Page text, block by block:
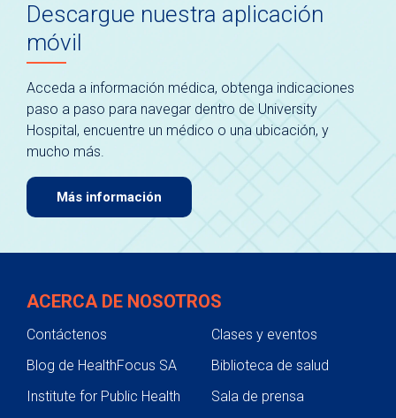
Descargue nuestra aplicación
móvil
Acceda a información médica, obtenga indicaciones
paso a paso para navegar dentro de University
Hospital, encuentre un médico o una ubicación, y
mucho más.
Más información
ACERCA DE NOSOTROS
Contáctenos
Clases y eventos
Blog de HealthFocus SA
Biblioteca de salud
Institute for Public Health
Sala de prensa